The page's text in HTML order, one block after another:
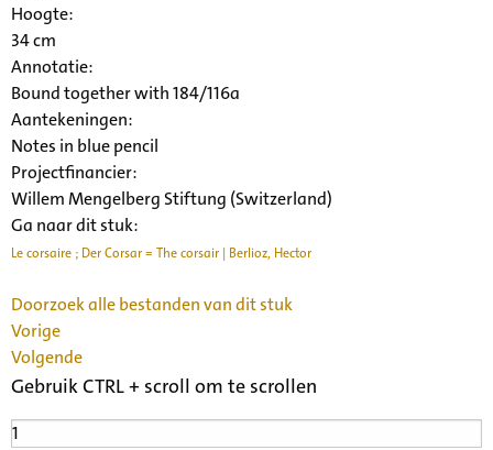
Hoogte:
34 cm
Annotatie:
Bound together with 184/116a
Aantekeningen:
Notes in blue pencil
Projectfinancier:
Willem Mengelberg Stiftung (Switzerland)
Ga naar dit stuk:
Le corsaire ; Der Corsar = The corsair | Berlioz, Hector
Doorzoek alle bestanden van dit stuk
Vorige
Volgende
Gebruik CTRL + scroll om te scrollen